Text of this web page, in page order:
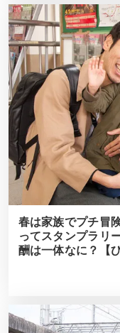
春は家族でプチ冒
ってスタンプラリ
酬は一体なに？【